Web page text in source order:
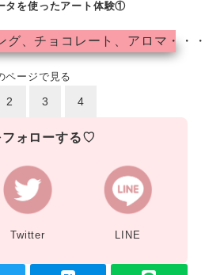
タを使ったアート体験①
グ、チョコレート、アロマ・・
ページで見る
2 3 4
ォローする♡
Twitter LINE